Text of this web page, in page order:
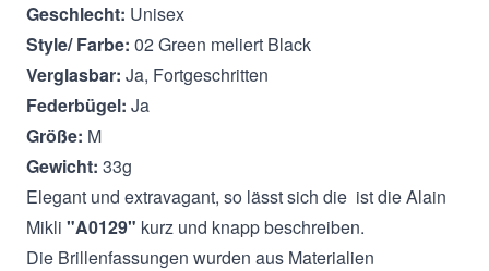
Geschlecht: Unisex
Style/ Farbe: 02 Green meliert Black
Verglasbar: Ja, Fortgeschritten
Federbügel: Ja
Größe: M
Gewicht: 33g
Elegant und extravagant, so lässt sich die ist die Alain
Mikli "A0129" kurz und knapp beschreiben.
Die Brillenfassungen wurden aus Materialien